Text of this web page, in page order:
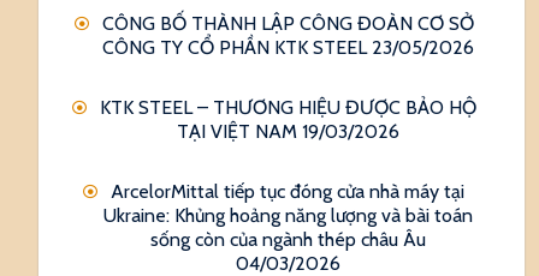
CÔNG BỐ THÀNH LẬP CÔNG ĐOÀN CƠ SỞ
CÔNG TY CỔ PHẦN KTK STEEL 23/05/2026
KTK STEEL – THƯƠNG HIỆU ĐƯỢC BẢO HỘ
TẠI VIỆT NAM 19/03/2026
ArcelorMittal tiếp tục đóng cửa nhà máy tại
Ukraine: Khủng hoảng năng lượng và bài toán
sống còn của ngành thép châu Âu
04/03/2026